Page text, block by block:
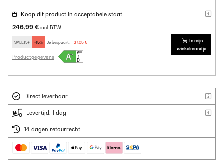
Koop dit product in acceptabele staat
246,99 € incl. BTW
SALE15P -15% Je bespaart: 37,05 €
Productgegevens
In mijn
winkelmandje
Direct leverbaar
Levertijd: 1 dag
14 dagen retourrecht